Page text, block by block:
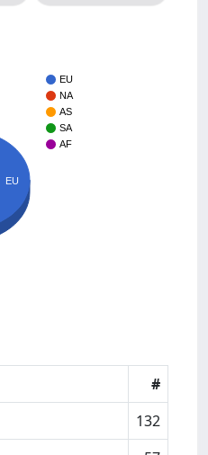
EU
NA
AS
SA
AF
EU
#
132